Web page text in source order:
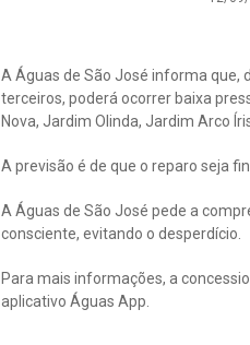
A Águas de São José informa que,
terceiros, poderá ocorrer baixa
Nova, Jardim Olinda, Jardim Arco
A previsão é de que o reparo seja
A Águas de São José pede a
consciente, evitando o desperdício.
Para mais informações, a
aplicativo Águas App.